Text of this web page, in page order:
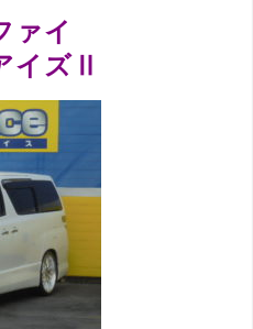
ァイ
イズⅡ